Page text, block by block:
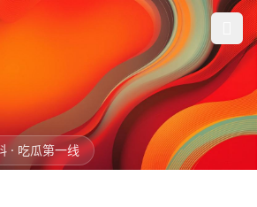
· 吃瓜第一线